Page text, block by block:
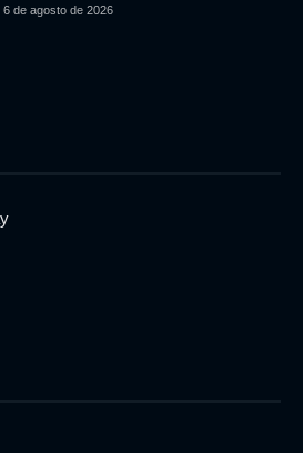
6 de agosto de 2026